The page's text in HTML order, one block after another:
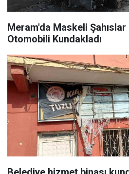
Meram'da Maskeli
Otomobili Kundakladı